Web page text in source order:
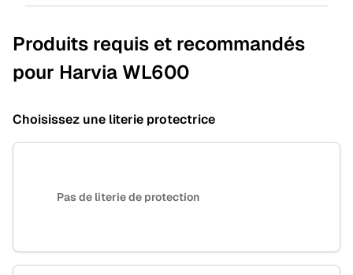
Produits requis et recommandés
pour Harvia WL600
Choisissez une literie protectrice
Pas de literie de protection